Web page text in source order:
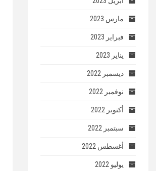
مارس 2023
فبراير 2023
يناير 2023
ديسمبر 2022
نوفمبر 2022
أكتوبر 2022
سبتمبر 2022
أغسطس 2022
يوليو 2022